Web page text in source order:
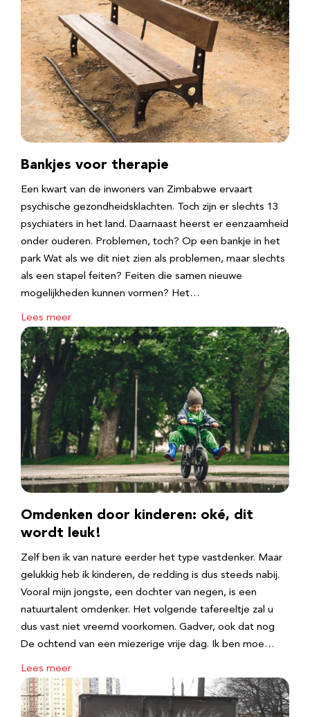
Bankjes voor therapie
Een kwart van de inwoners van Zimbabwe ervaart
psychische gezondheidsklachten. Toch zijn er slechts 13
psychiaters in het land. Daarnaast heerst er eenzaamheid
onder ouderen. Problemen, toch? Op een bankje in het
park Wat als we dit niet zien als problemen, maar slechts
als een stapel feiten? Feiten die samen nieuwe
mogelijkheden kunnen vormen? Het…
Lees meer
Omdenken door kinderen: oké, dit
wordt leuk!
Zelf ben ik van nature eerder het type vastdenker. Maar
gelukkig heb ik kinderen, de redding is dus steeds nabij.
Vooral mijn jongste, een dochter van negen, is een
natuurtalent omdenker. Het volgende tafereeltje zal u
dus vast niet vreemd voorkomen. Gadver, ook dat nog
De ochtend van een miezerige vrije dag. Ik ben moe…
Lees meer